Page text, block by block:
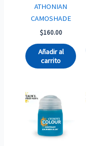
ATHONIAN
CAMOSHADE
$160.00
Añadir al
carrito